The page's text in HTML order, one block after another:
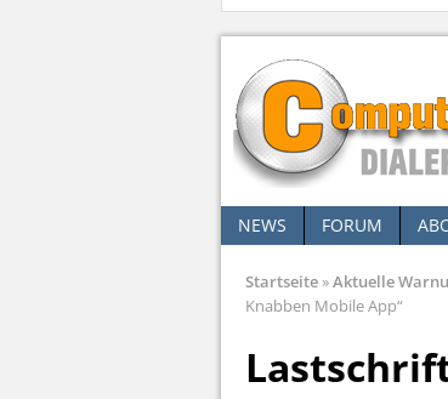
NEWS FORUM
Startseite»Aktuelle
Knabben Mobile App“